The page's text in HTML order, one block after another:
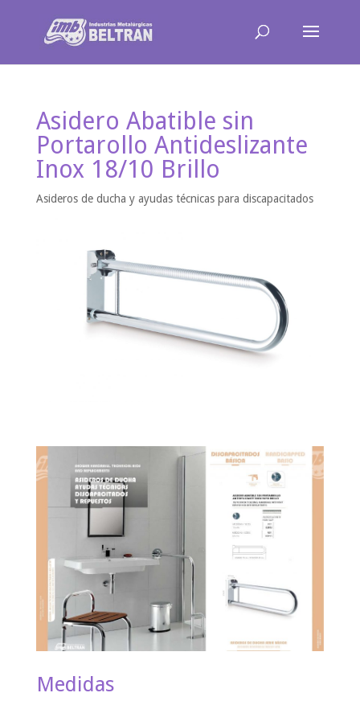
Asidero Abatible sin
Portarollo Antideslizante
Inox 18/10 Brillo
Asideros de ducha y ayudas técnicas para discapacitados
Medidas